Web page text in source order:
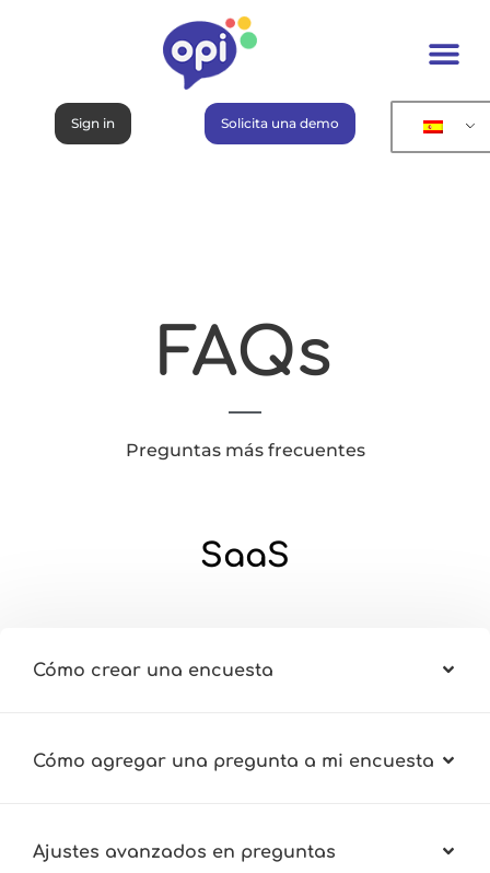
Sign in Solicita una demo
FAQs
Preguntas más frecuentes
SaaS
Cómo crear una encuesta
Cómo agregar una pregunta a mi encuesta
Ajustes avanzados en preguntas